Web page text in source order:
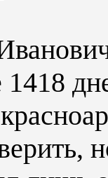
1418